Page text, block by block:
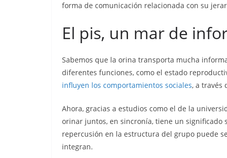
forma de comunicación relacionada con su
El pis, un mar de
Sabemos que la orina transporta mucha
diferentes funciones, como el estado
influyen los comportamientos sociales, a través
Ahora, gracias a estudios como el de la
orinar juntos, en sincronía, tiene un significado
repercusión en la estructura del grupo puede
integran.